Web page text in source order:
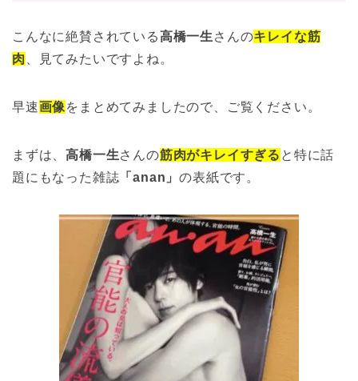
こんなに絶賛されている高橋一生 さんのキレイな筋
肉
、見てみたいですよね。
早速画像 をまとめてみましたので、ご覧ください。
まずは、高橋一生さんの筋肉がキレイすぎる と特に話
題にもなった雑誌 「anan」の表紙です。